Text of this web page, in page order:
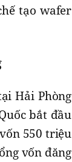
tạo wafer
Hải Phòng
bắt đầu
550 triệu
vốn đăng